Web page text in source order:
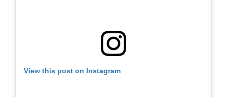
View this post on Instagram